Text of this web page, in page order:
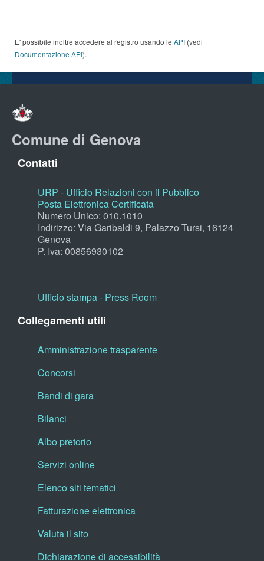
E' possibile inoltre accedere al registro usando le API (vedi
Documentazione API).
Comune di Genova
Contatti
URP - Ufficio Relazioni con il Pubblico
Posta Elettronica Certificata
Numero Unico: 010.1010
Indirizzo: Via Garibaldi 9, Palazzo Tursi, 16124
Genova
P. Iva: 00856930102
Ufficio stampa - Press Room
Collegamenti utili
Amministrazione trasparente
Concorsi
Bandi di gara
Bilanci
Albo pretorio
Servizi online
Elenco siti tematici
Fatturazione elettronica
Valuta il sito
Dichiarazione di accessibilità